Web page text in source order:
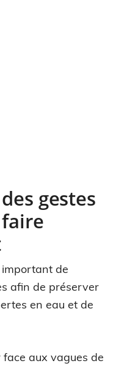
gestes
important de
afin de préserver
en eau et de
aux vagues de